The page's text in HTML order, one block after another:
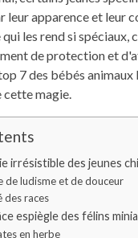
leur apparence et leur
les rend si spéciaux,
de protection et
7 des bébés
cette magie.
irrésistible des jeunes
de ludisme et de douceur
des races
espiègle des félins
en herbe